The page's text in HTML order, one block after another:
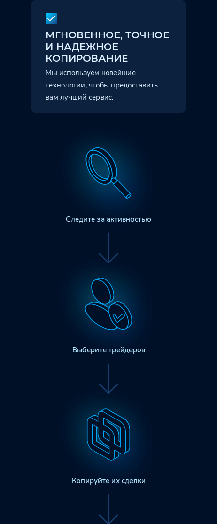
МГНОВЕННОЕ, ТОЧНОЕ
И НАДЕЖНОЕ
КОПИРОВАНИЕ
Мы используем новейшие
технологии, чтобы предоставить
вам лучший сервис.
Следите за активностью
Выберите трейдеров
Копируйте их сделки